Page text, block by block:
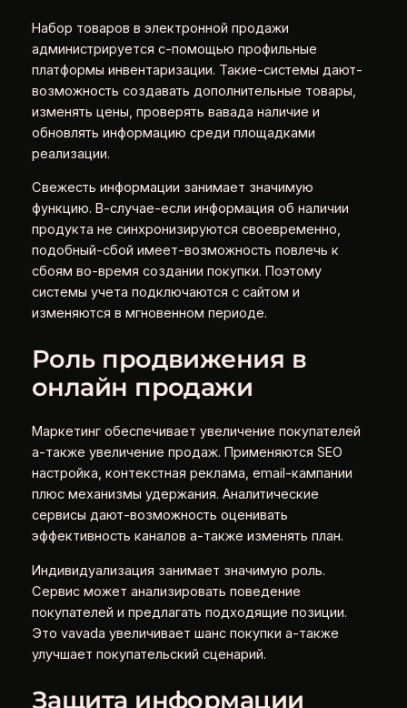
Набор товаров в электронной продажи
администрируется с-помощью профильные
платформы инвентаризации. Такие-системы дают-
возможность создавать дополнительные товары,
изменять цены, проверять вавада наличие и
обновлять информацию среди площадками
реализации.
Свежесть информации занимает значимую
функцию. В-случае-если информация об наличии
продукта не синхронизируются своевременно,
подобный-сбой имеет-возможность повлечь к
сбоям во-время создании покупки. Поэтому
системы учета подключаются с сайтом и
изменяются в мгновенном периоде.
Роль продвижения в
онлайн продажи
Маркетинг обеспечивает увеличение покупателей
а-также увеличение продаж. Применяются SEO
настройка, контекстная реклама, email-кампании
плюс механизмы удержания. Аналитические
сервисы дают-возможность оценивать
эффективность каналов а-также изменять план.
Индивидуализация занимает значимую роль.
Сервис может анализировать поведение
покупателей и предлагать подходящие позиции.
Это vavada увеличивает шанс покупки а-также
улучшает покупательский сценарий.
Защита информации